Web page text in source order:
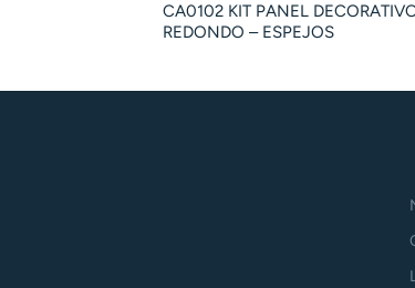
CA0102 KIT PANEL
REDONDO – ESPEJOS